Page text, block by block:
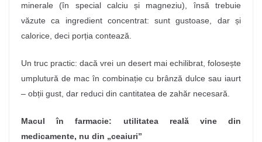
minerale (în special calciu și magneziu), însă trebuie
văzute ca ingredient concentrat: sunt gustoase, dar și
calorice, deci porția contează.
Un truc practic: dacă vrei un desert mai echilibrat, folosește
umplutură de mac în combinație cu brânză dulce sau iaurt
– obții gust, dar reduci din cantitatea de zahăr necesară.
Macul în farmacie: utilitatea reală vine din
medicamente, nu din „ceaiuri”